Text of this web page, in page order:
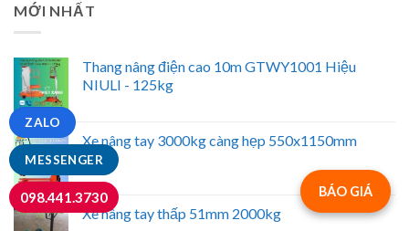
MỚI NHẤT
Thang nâng điện cao 10m GTWY1001 Hiệu
NIULI - 125kg
Xe nâng tay 3000kg càng hẹp 550x1150mm
Xe nâng tay thấp 51mm 2000kg
BÁO GIÁ
MESSENGER
ZALO
098.441.3730